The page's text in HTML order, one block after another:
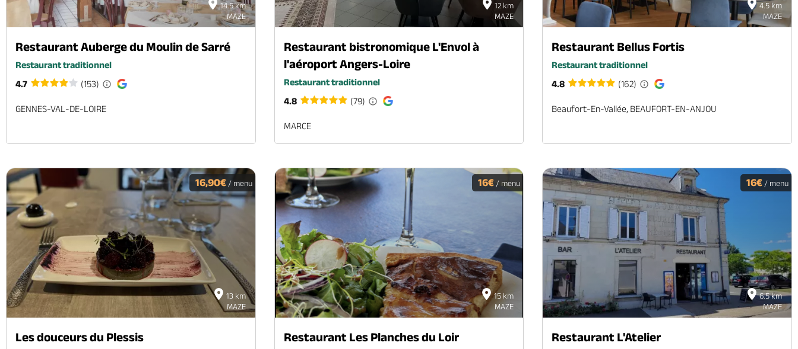
14.5 km
MAZE
Restaurant Auberge du Moulin de Sarré
Restaurant traditionnel
4.7
(153)
GENNES-VAL-DE-LOIRE
12 km
MAZE
Restaurant bistronomique L'Envol à
l'aéroport Angers-Loire
Restaurant traditionnel
4.8
(79)
MARCE
4.5 km
MAZE
Restaurant Bellus Fortis
Restaurant traditionnel
4.8
(162)
Beaufort-En-Vallée, BEAUFORT-EN-ANJOU
13 km
MAZE
16,90€/ menu
Les douceurs du Plessis
15 km
MAZE
16€ / menu
Restaurant Les Planches du Loir
6.5 km
MAZE
16€/ menu
Restaurant L'Atelier